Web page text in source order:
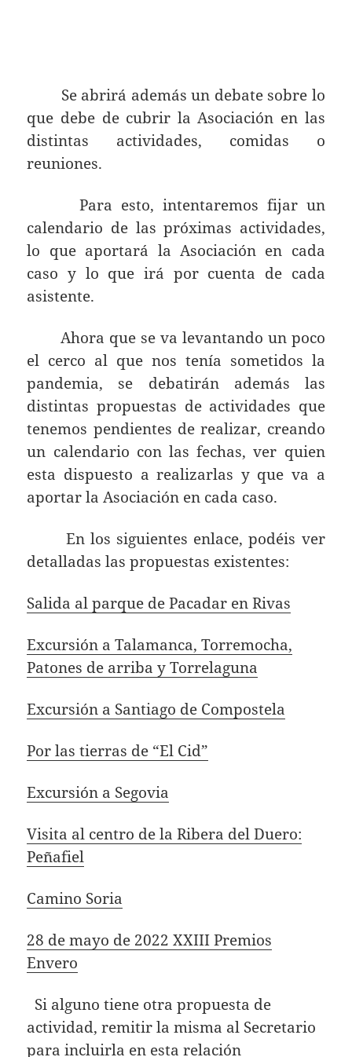
Se abrirá además un debate sobre lo
que debe de cubrir la Asociación en las
distintas actividades, comidas o
reuniones.
Para esto, intentaremos fijar un
calendario de las próximas actividades,
lo que aportará la Asociación en cada
caso y lo que irá por cuenta de cada
asistente.
Ahora que se va levantando un poco
el cerco al que nos tenía sometidos la
pandemia, se debatirán además las
distintas propuestas de actividades que
tenemos pendientes de realizar, creando
un calendario con las fechas, ver quien
esta dispuesto a realizarlas y que va a
aportar la Asociación en cada caso.
En los siguientes enlace, podéis ver
detalladas las propuestas existentes:
Salida al parque de Pacadar en Rivas
Excursión a Talamanca, Torremocha,
Patones de arriba y Torrelaguna
Excursión a Santiago de Compostela
Por las tierras de “El Cid”
Excursión a Segovia
Visita al centro de la Ribera del Duero:
Peñafiel
Camino Soria
28 de mayo de 2022 XXIII Premios
Envero
Si alguno tiene otra propuesta de
actividad, remitir la misma al Secretario
para incluirla en esta relación